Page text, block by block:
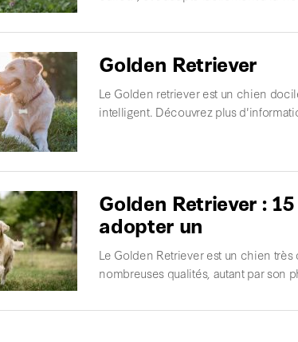
Golden Retriever
Le Golden retriever est un chien
intelligent. Découvrez plus
Golden Retriever :
adopter un
Le Golden Retriever est un chien
nombreuses qualités, autant par son